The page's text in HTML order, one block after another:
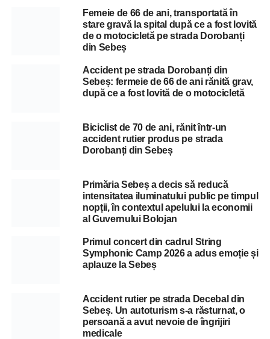
Femeie de 66 de ani, transportată în
stare gravă la spital după ce a fost lovită
de o motocicletă pe strada Dorobanți
din Sebeș
Accident pe strada Dorobanți din
Sebeș: fermeie de 66 de ani rănită grav,
după ce a fost lovită de o motocicletă
Biciclist de 70 de ani, rănit într-un
accident rutier produs pe strada
Dorobanți din Sebeș
Primăria Sebeș a decis să reducă
intensitatea iluminatului public pe timpul
nopții, în contextul apelului la economii
al Guvernului Bolojan
Primul concert din cadrul String
Symphonic Camp 2026 a adus emoție și
aplauze la Sebeș
Accident rutier pe strada Decebal din
Sebeș. Un autoturism s-a răsturnat, o
persoană a avut nevoie de îngrijiri
medicale